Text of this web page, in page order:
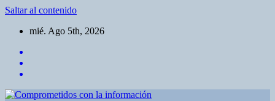
Saltar al contenido
mié. Ago 5th, 2026